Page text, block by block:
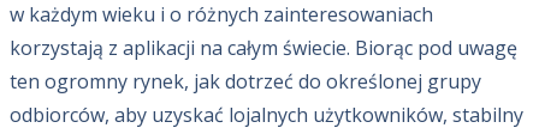
w każdym wieku i o różnych zainteresowaniach
korzystają z aplikacji na całym świecie. Biorąc pod uwagę
ten ogromny rynek, jak dotrzeć do określonej grupy
odbiorców, aby uzyskać lojalnych użytkowników, stabilny